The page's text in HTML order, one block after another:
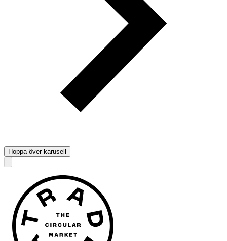
Hoppa över karusell